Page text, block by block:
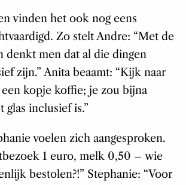
vinden het ook nog eens
Zo stelt Andre: “Met de
denkt men dat al die dingen
zijn.” Anita beaamt: “Kijk naar
kopje koffie; je zou bijna
glas inclusief is.”
voelen zich aangesproken.
1 euro, melk 0,50 – wie
bestolen?!” Stephanie: “Voor